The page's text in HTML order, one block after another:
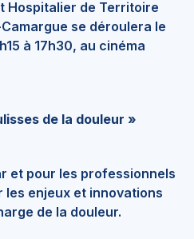
Hospitalier de Territoire
se déroulera le
à 17h30, au cinéma
de la douleur »
et pour les professionnels
enjeux et innovations
de la douleur.